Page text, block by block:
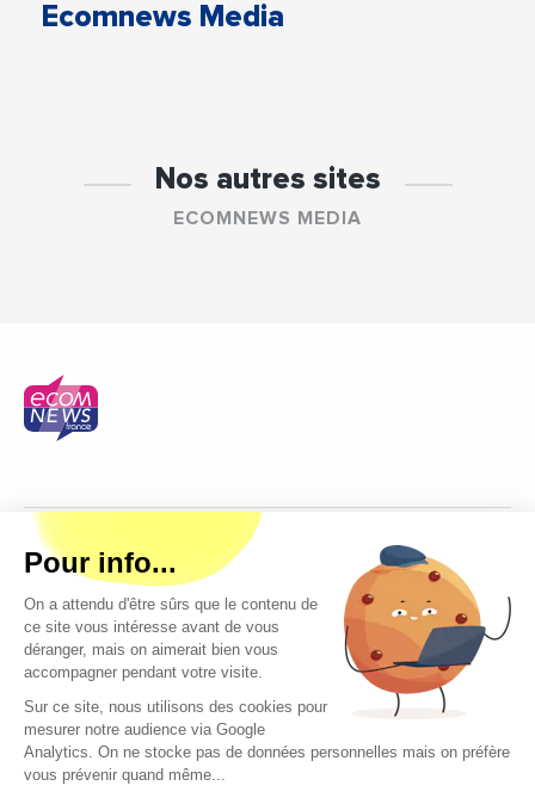
Ecomnews Media
Nos autres sites
ECOMNEWS MEDIA